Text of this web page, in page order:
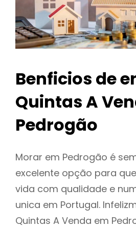
Benficios de
Quintas A
Pedrogão
Morar em Pedrogão é
excelente opção para
vida com qualidade e
unica em Portugal.
Quintas A Venda em